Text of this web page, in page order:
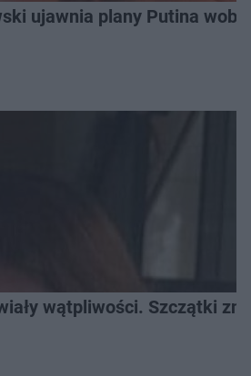
ujawnia plany Putina
wątpliwości. Szczątki